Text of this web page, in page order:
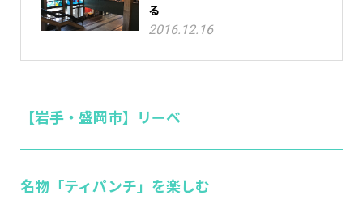
る
2016.12.16
【岩手・盛岡市】リーベ
名物「ティパンチ」を楽しむ